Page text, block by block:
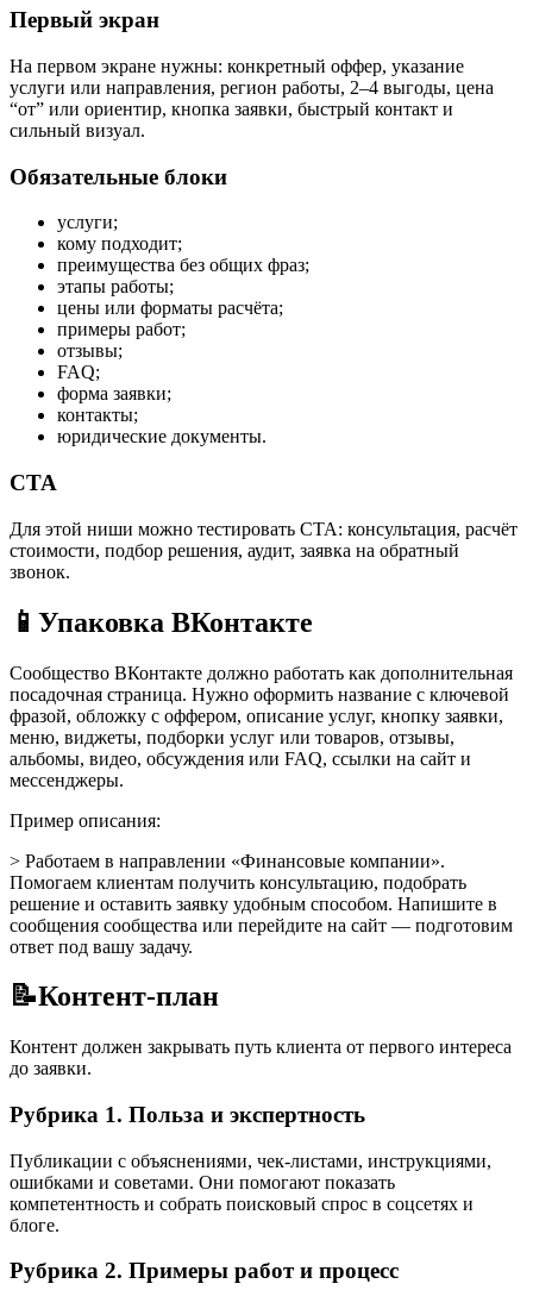
Первый экран
На первом экране нужны: конкретный оффер, указание
услуги или направления, регион работы, 2–4 выгоды, цена
“от” или ориентир, кнопка заявки, быстрый контакт и
сильный визуал.
Обязательные блоки
услуги;
кому подходит;
преимущества без общих фраз;
этапы работы;
цены или форматы расчёта;
примеры работ;
отзывы;
FAQ;
форма заявки;
контакты;
юридические документы.
CTA
Для этой ниши можно тестировать CTA: консультация, расчёт
стоимости, подбор решения, аудит, заявка на обратный
звонок.
📱 Упаковка ВКонтакте
Сообщество ВКонтакте должно работать как дополнительная
посадочная страница. Нужно оформить название с ключевой
фразой, обложку с оффером, описание услуг, кнопку заявки,
меню, виджеты, подборки услуг или товаров, отзывы,
альбомы, видео, обсуждения или FAQ, ссылки на сайт и
мессенджеры.
Пример описания:
> Работаем в направлении «Финансовые компании».
Помогаем клиентам получить консультацию, подобрать
решение и оставить заявку удобным способом. Напишите в
сообщения сообщества или перейдите на сайт — подготовим
ответ под вашу задачу.
📝Контент-план
Контент должен закрывать путь клиента от первого интереса
до заявки.
Рубрика 1. Польза и экспертность
Публикации с объяснениями, чек-листами, инструкциями,
ошибками и советами. Они помогают показать
компетентность и собрать поисковый спрос в соцсетях и
блоге.
Рубрика 2. Примеры работ и процесс